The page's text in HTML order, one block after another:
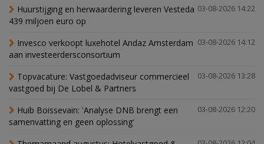
03-08-2026 14:22
Huurstijging en herwaardering leveren Vesteda
439 miljoen euro op
03-08-2026 14:12
Invesco verkoopt luxehotel Andaz Amsterdam
aan investeerdersconsortium
03-08-2026 13:28
Topvacature: Vastgoedadviseur commercieel
vastgoed bij De Lobel & Partners
03-08-2026 12:20
Huib Boissevain: 'Analyse DNB brengt een
samenvatting en geen oplossing'